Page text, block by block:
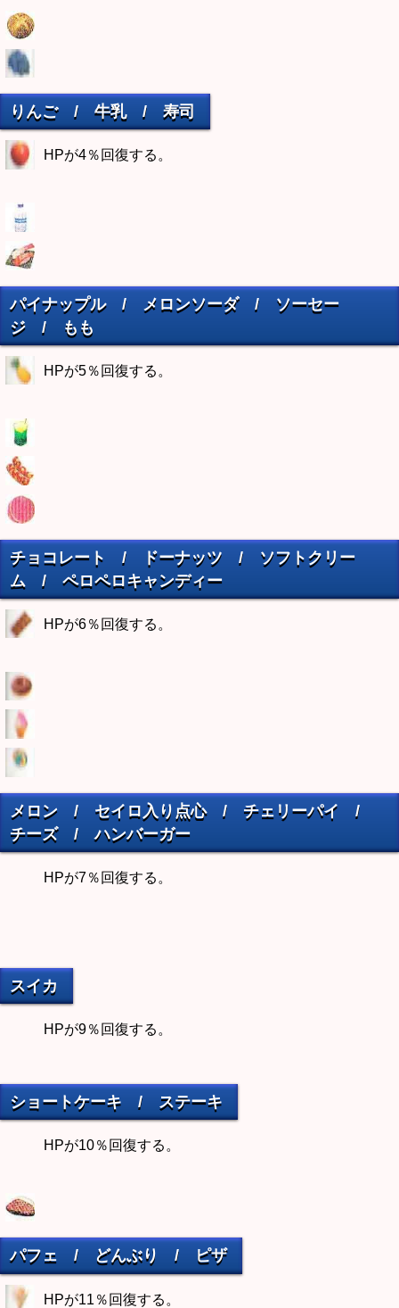
りんご / 牛乳 / 寿司
HPが4％回復する。
パイナップル / メロンソーダ / ソーセー
ジ / もも
HPが5％回復する。
チョコレート / ドーナッツ / ソフトクリー
ム / ペロペロキャンディー
HPが6％回復する。
メロン / セイロ入り点心 / チェリーパイ /
チーズ / ハンバーガー
HPが7％回復する。
スイカ
HPが9％回復する。
ショートケーキ / ステーキ
HPが10％回復する。
パフェ / どんぶり / ピザ
HPが11％回復する。